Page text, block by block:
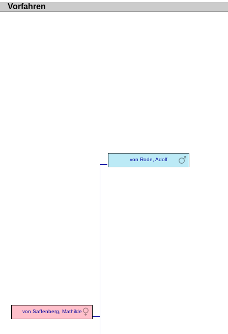
Vorfahren
von Saffenberg, Mathilde
von Rode, Adolf